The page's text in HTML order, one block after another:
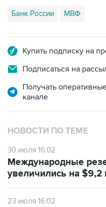
Банк России МВФ
Купить подписку на
Подписаться на
Получать
канале
НОВОСТИ ПО ТЕМЕ
30 июля 16:02
Международные
увеличились на $9,2
23 июля 16:02